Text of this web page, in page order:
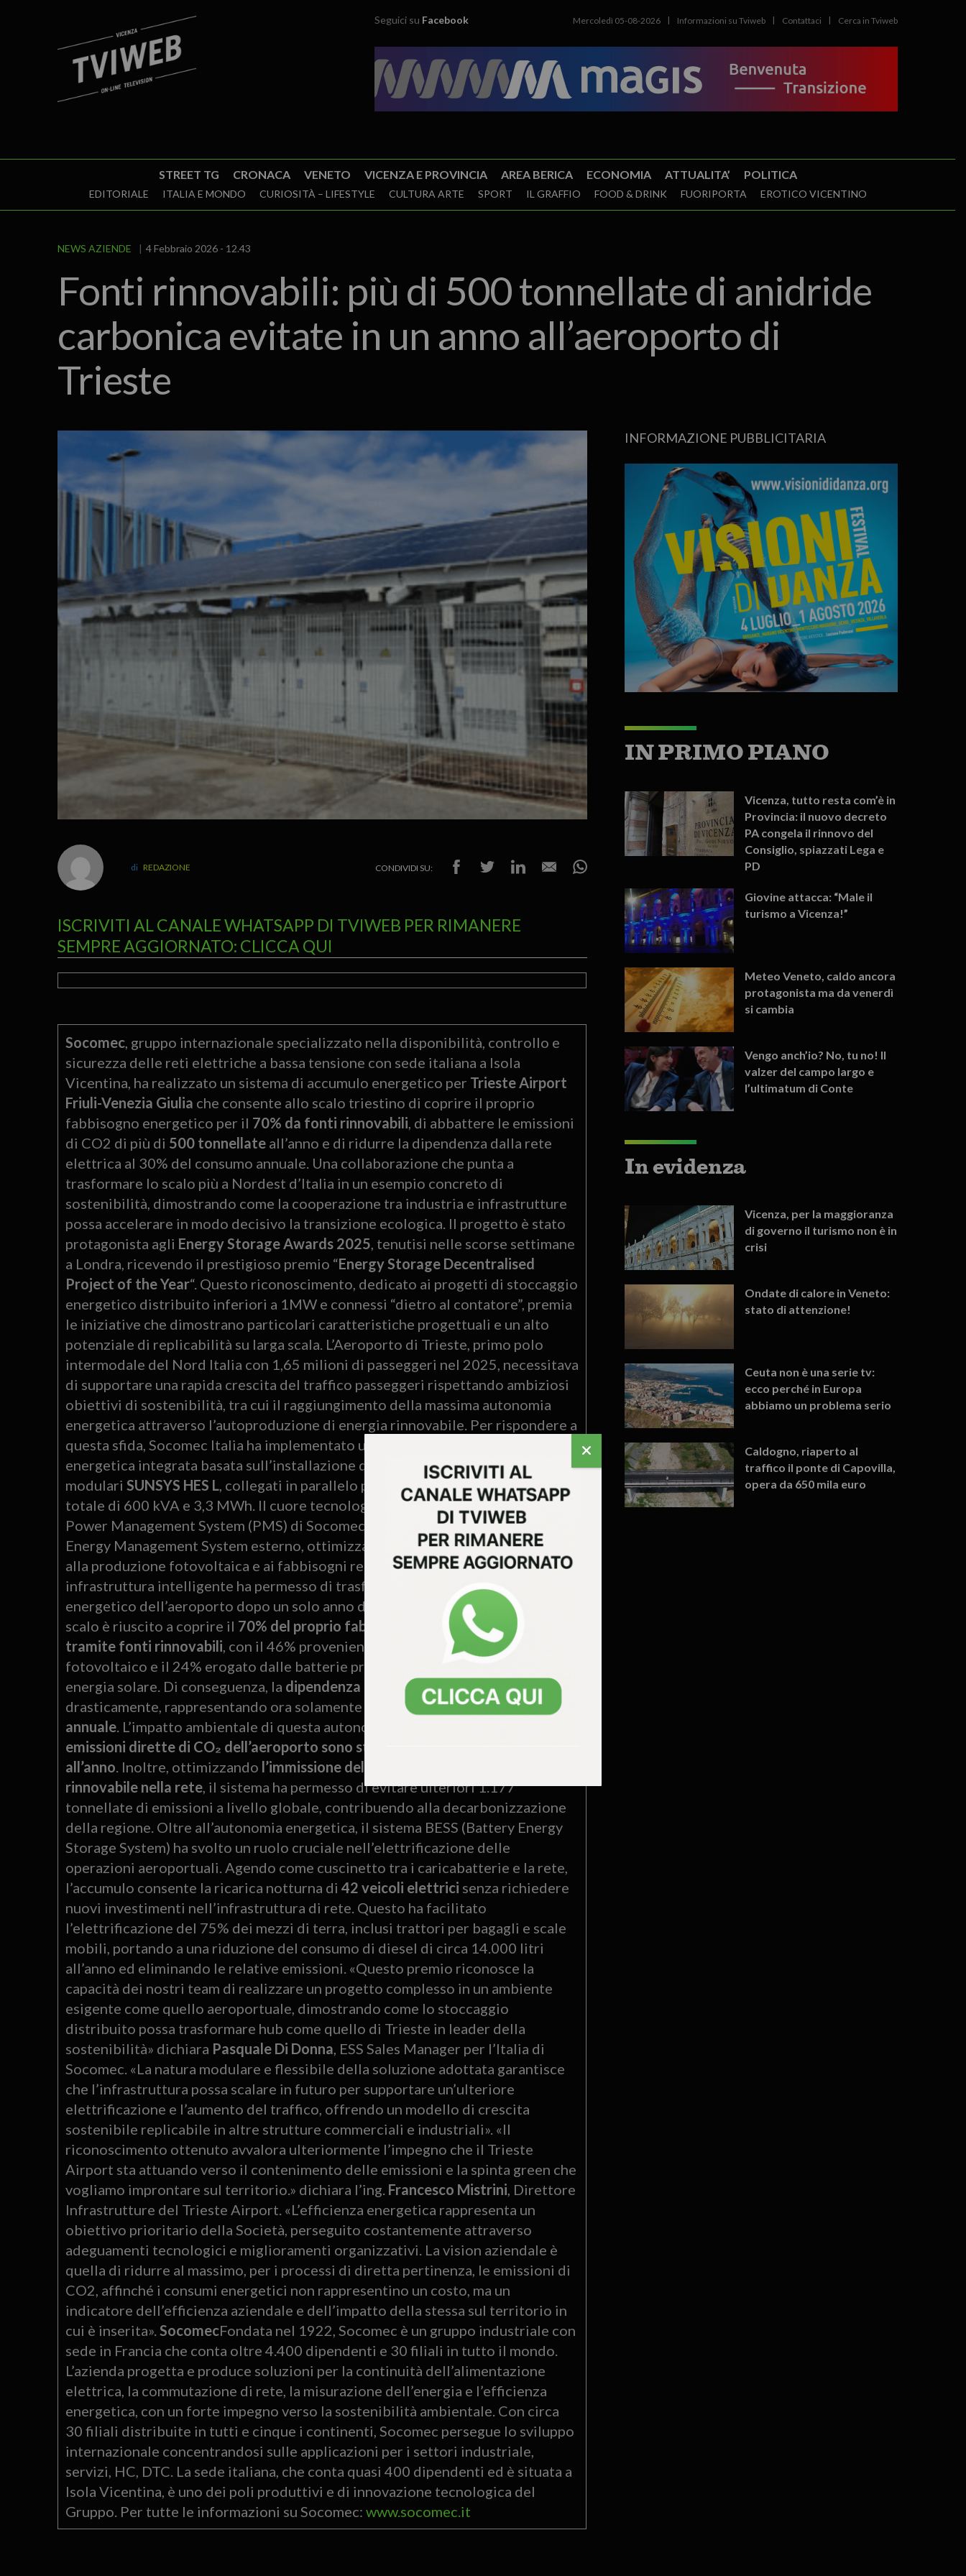
Seguici su Facebook Mercoledì 05-08-2026 Informazioni su Tviweb Contattaci Cerca in Tviweb
STREET TG CRONACA VENETO VICENZA E PROVINCIA AREA BERICA ECONOMIA ATTUALITA’ POLITICA
EDITORIALE ITALIA E MONDO CURIOSITÀ – LIFESTYLE CULTURA ARTE SPORT IL GRAFFIO FOOD & DRINK FUORIPORTA EROTICO VICENTINO
NEWS AZIENDE 4 Febbraio 2026 - 12.43
Fonti rinnovabili: più di 500 tonnellate di anidride
carbonica evitate in un anno all’aeroporto di
Trieste
REDAZIONE CONDIVIDI SU:
ISCRIVITI AL CANALE WHATSAPP DI TVIWEB PER RIMANERE
SEMPRE AGGIORNATO: CLICCA QUI
Socomec, gruppo internazionale specializzato nella disponibilità, controllo e
sicurezza delle reti elettriche a bassa tensione con sede italiana a Isola
Vicentina, ha realizzato un sistema di accumulo energetico per Trieste Airport
Friuli-Venezia Giulia che consente allo scalo triestino di coprire il proprio
fabbisogno energetico per il 70% da fonti rinnovabili , di abbattere le emissioni
di CO2 di più di 500 tonnellateall’anno e di ridurre la dipendenza dalla rete
elettrica al 30% del consumo annuale. Una collaborazione che punta a
trasformare lo scalo più a Nordest d’Italia in un esempio concreto di
sostenibilità, dimostrando come la cooperazione tra industria e infrastrutture
possa accelerare in modo decisivo la transizione ecologica. Il progetto è stato
protagonista agli Energy Storage Awards 2025 , tenutisi nelle scorse settimane
a Londra, ricevendo il prestigioso premio “Energy Storage Decentralised
Project of the Year“. Questo riconoscimento, dedicato ai progetti di stoccaggio
energetico distribuito inferiori a 1MW e connessi “dietro al contatore”, premia
le iniziative che dimostrano particolari caratteristiche progettuali e un alto
potenziale di replicabilità su larga scala. L’Aeroporto di Trieste, primo polo
intermodale del Nord Italia con 1,65 milioni di passeggeri nel 2025, necessitava
di supportare una rapida crescita del traffico passeggeri rispettando ambiziosi
obiettivi di sostenibilità, tra cui il raggiungimento della massima autonomia
energetica attraverso l’autoproduzione di energia rinnovabile. Per rispondere a
questa sfida, Socomec Italia ha implementato una strategia di gestione
energetica integrata basata sull’installazione di tre sistemi di accumulo
modulari SUNSYS HES L , collegati in parallelo per raggiungere una capacità
totale di 600 kVA e 3,3 MWh. Il cuore tecnologico dell’impianto è gestito dal
Power Management System (PMS) di Socomec che, lavorando in sinergia con un
Energy Management System esterno, ottimizza i cicli di carica e scarica in base
alla produzione fotovoltaica e ai fabbisogni reali dello scalo. Questa
infrastruttura intelligente ha permesso di trasformare radicalmente il mix
energetico dell’aeroporto dopo un solo anno di attività. Grazie all’accumulo, lo
scalo è riuscito a coprire il 70% del proprio fabbisogno energetico totale
tramite fonti rinnovabili , con il 46% proveniente direttamente dall’impianto
fotovoltaico e il 24% erogato dalle batterie precedentemente caricate con
energia solare. Di conseguenza, la dipendenza dalla rete elettrica è crollata
drasticamente, rappresentando ora solamente il
30% del consumo
annuale. L’impatto ambientale di questa autonomia energetica è tangibile:
emissioni dirette di CO₂ dell’aeroporto sono state ridotte di 559 tonnellate
all’anno . Inoltre, ottimizzando l’immissione del 51% della sua energia
rinnovabile nella rete, il sistema ha permesso di evitare ulteriori 1.177
tonnellate di emissioni a livello globale, contribuendo alla decarbonizzazione
della regione. Oltre all’autonomia energetica, il sistema BESS (Battery Energy
Storage System) ha svolto un ruolo cruciale nell’elettrificazione delle
operazioni aeroportuali. Agendo come cuscinetto tra i caricabatterie e la rete,
l’accumulo consente la ricarica notturna di 42 veicoli elettrici senza richiedere
nuovi investimenti nell’infrastruttura di rete. Questo ha facilitato
l’elettrificazione del 75% dei mezzi di terra, inclusi trattori per bagagli e scale
mobili, portando a una riduzione del consumo di diesel di circa 14.000 litri
all’anno ed eliminando le relative emissioni. «Questo premio riconosce la
capacità dei nostri team di realizzare un progetto complesso in un ambiente
esigente come quello aeroportuale, dimostrando come lo stoccaggio
distribuito possa trasformare hub come quello di Trieste in leader della
sostenibilità» dichiara Pasquale Di Donna , ESS Sales Manager per l’Italia di
Socomec. «La natura modulare e flessibile della soluzione adottata garantisce
che l’infrastruttura possa scalare in futuro per supportare un’ulteriore
elettrificazione e l’aumento del traffico, offrendo un modello di crescita
sostenibile replicabile in altre strutture commerciali e industriali». «Il
riconoscimento ottenuto avvalora ulteriormente l’impegno che il Trieste
Airport sta attuando verso il contenimento delle emissioni e la spinta green che
vogliamo improntare sul territorio.» dichiara l’ing. Francesco Mistrini , Direttore
Infrastrutture del Trieste Airport. «L’efficienza energetica rappresenta un
obiettivo prioritario della Società, perseguito costantemente attraverso
adeguamenti tecnologici e miglioramenti organizzativi. La vision aziendale è
quella di ridurre al massimo, per i processi di diretta pertinenza, le emissioni di
CO2, affinché i consumi energetici non rappresentino un costo, ma un
indicatore dell’efficienza aziendale e dell’impatto della stessa sul territorio in
cui è inserita». SocomecFondata nel 1922, Socomec è un gruppo industriale con
sede in Francia che conta oltre 4.400 dipendenti e 30 filiali in tutto il mondo.
L’azienda progetta e produce soluzioni per la continuità dell’alimentazione
elettrica, la commutazione di rete, la misurazione dell’energia e l’efficienza
energetica, con un forte impegno verso la sostenibilità ambientale. Con circa
30 filiali distribuite in tutti e cinque i continenti, Socomec persegue lo sviluppo
internazionale concentrandosi sulle applicazioni per i settori industriale,
servizi, HC, DTC. La sede italiana, che conta quasi 400 dipendenti ed è situata a
Isola Vicentina, è uno dei poli produttivi e di innovazione tecnologica del
Gruppo. Per tutte le informazioni su Socomec: www.socomec.it
INFORMAZIONE PUBBLICITARIA
IN PRIMO PIANO
Vicenza, tutto resta com’è in
Provincia: il nuovo decreto
PA congela il rinnovo del
Consiglio, spiazzati Lega e
PD
Giovine attacca: “Male il
turismo a Vicenza!”
Meteo Veneto, caldo ancora
protagonista ma da venerdì
si cambia
Vengo anch’io? No, tu no! Il
valzer del campo largo e
l’ultimatum di Conte
In evidenza
Vicenza, per la maggioranza
di governo il turismo non è in
crisi
Ondate di calore in Veneto:
stato di attenzione!
Ceuta non è una serie tv:
ecco perché in Europa
abbiamo un problema serio
Caldogno, riaperto al
traffico il ponte di Capovilla,
opera da 650 mila euro